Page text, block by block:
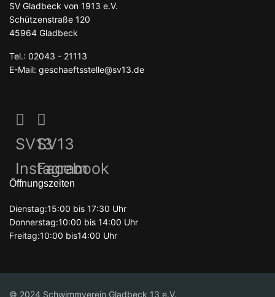
SV Gladbeck von 1913 e.V.
Schützenstraße 120
45964 Gladbeck
Tel.: 02043 - 21113
E-Mail: geschaeftsstelle@sv13.de
SV13
Instagram
SV13
Facebook
Öffnungszeiten
Dienstag:15:00 bis 17:30 Uhr
Donnerstag:10:00 bis 14:00 Uhr
Freitag:10:00 bis14:00 Uhr
© 2024 Schwimmverein Gladbeck 13 e.V.